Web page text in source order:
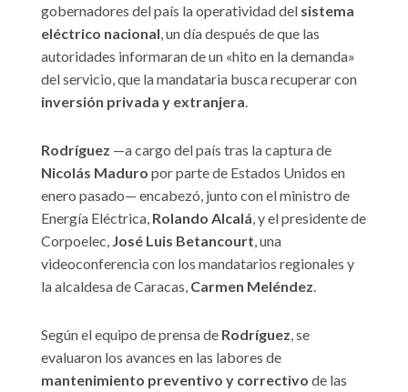
gobernadores del país la operatividad del sistema
eléctrico nacional , un día después de que las
autoridades informaran de un «hito en la demanda»
del servicio, que la mandataria busca recuperar con
inversión privada y extranjera
Rodríguez —a cargo del país tras la captura de
Nicolás Maduro por parte de Estados Unidos en
enero pasado— encabezó, junto con el ministro de
Energía Eléctrica, Rolando Alcalá , y el presidente de
Corpoelec, José Luis Betancourt , una
videoconferencia con los mandatarios regionales y
la alcaldesa de Caracas, Carmen Meléndez
Según el equipo de prensa de Rodríguez , se
evaluaron los avances en las labores de
mantenimiento preventivo y correctivo de las